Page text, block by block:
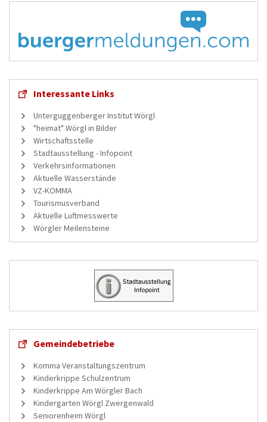
Interessante Links
Unterguggenberger Institut Wörgl
"heimat" Wörgl in Bilder
Wirtschaftsstelle
Stadtausstellung - Infopoint
Verkehrsinformationen
Aktuelle Wasserstände
VZ-KOMMA
Tourismusverband
Aktuelle Luftmesswerte
Wörgler Meilensteine
Gemeindebetriebe
Komma Veranstaltungszentrum
Kinderkrippe Schulzentrum
Kinderkrippe Am Wörgler Bach
Kindergarten Wörgl Zwergenwald
Seniorenheim Wörgl